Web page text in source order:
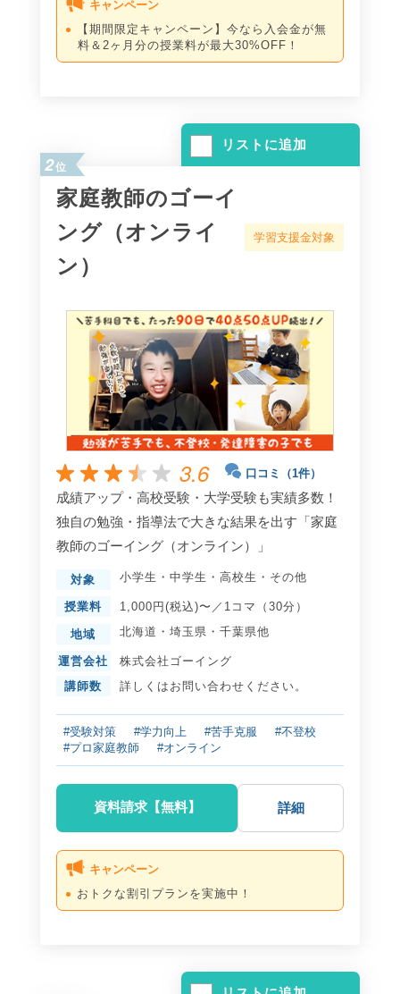
キャンペーン
【期間限定キャンペーン】今なら入会金が無
料＆2ヶ月分の授業料が最大30%OFF！
リストに追加
2位
家庭教師のゴーイ
ング（オンライ
ン）
学習支援金対象
3.6 口コミ（1件）
成績アップ・高校受験・大学受験も実績多数！
独自の勉強・指導法で大きな結果を出す「家庭
教師のゴーイング（オンライン）」
対象 小学生 ・ 中学生 ・ 高校生 ・ その他
授業料 1,000円(税込)〜／1コマ（30分）
地域 北海道 ・ 埼玉県 ・ 千葉県他
運営会社
株式会社ゴーイング
講師数
詳しくはお問い合わせください。
#受験対策 #学力向上 #苦手克服
#不登校
#プロ家庭教師
#オンライン
資料請求【無料】 詳細
キャンペーン
おトクな割引プランを実施中！